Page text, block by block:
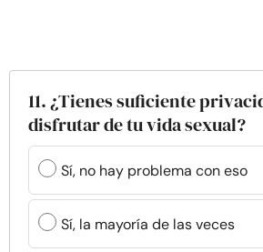
11. ¿Tienes suficiente
disfrutar de tu vida sexual?
Sí, no hay problema con eso
Sí, la mayoría de las veces